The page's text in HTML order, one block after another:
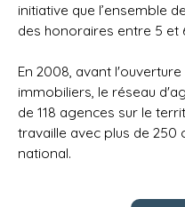
initiative que l’ensemble
des honoraires entre 5 et
En 2008, avant
immobiliers, le réseau
de 118 agences sur le
travaille avec plus de
national.